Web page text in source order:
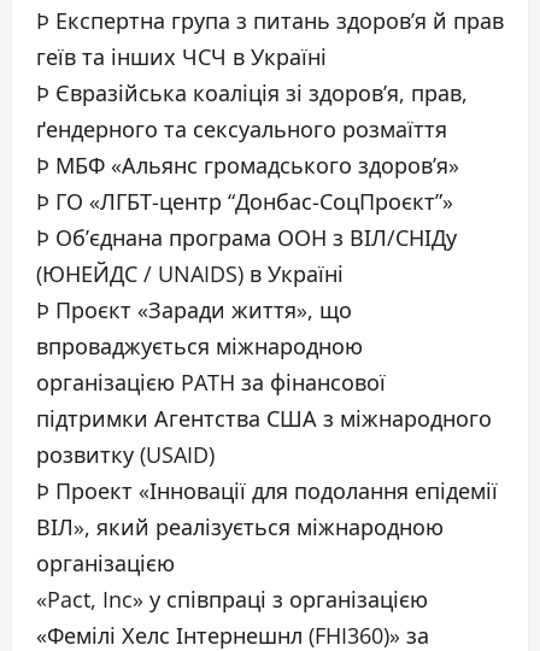
Þ Експертна група з питань здоров’я й прав
геїв та інших ЧСЧ в Україні
Þ Євразійська коаліція зі здоров’я, прав,
ґендерного та сексуального розмаїття
Þ МБФ «Альянс громадського здоров’я»
Þ ГО «ЛГБТ-центр “Донбас-СоцПроєкт”»
Þ Об’єднана програма ООН з ВІЛ/СНІДу
(ЮНЕЙДС / UNAIDS) в Україні
Þ Проєкт «Заради життя», що
впроваджується міжнародною
організацією PATH за фінансової
підтримки Агентства США з міжнародного
розвитку (USAID)
Þ Проект «Інновації для подолання епідемії
ВІЛ», який реалізується міжнародною
організацією
«Pact, Inc» у співпраці з організацією
«Фемілі Хелс Інтернешнл (FHI360)» за